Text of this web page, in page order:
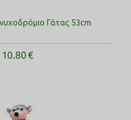
Γάτας 53cm
10.80€